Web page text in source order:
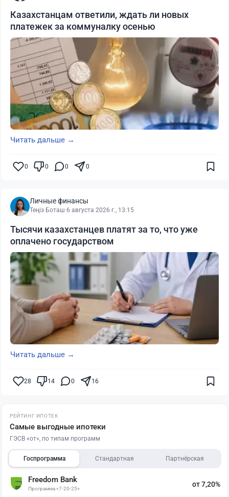
Казахстанцам ответили, ждать ли новых
платежек за коммуналку осенью
Читать дальше →
0 0 0 0
Личные финансы
Теңіз Боташ·6 августа 2026 г., 13:15
Тысячи казахстанцев платят за то, что уже
оплачено государством
Читать дальше →
28 14 0 16
РЕЙТИНГ ИПОТЕК
Самые выгодные ипотеки
ГЭСВ «от», по типам программ
Госпрограмма Стандартная Партнёрская
Freedom Bank
Программа «7-20-25»
от 7,20%